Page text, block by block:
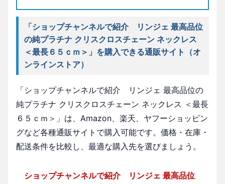
「ショップチャンネルで紹介 リンジェ 最高品位
の純プラチナ クリスクロスチェーン ネックレス
＜最長６５ｃｍ＞」を購入できる通販サイト（オ
ンラインストア）
「ショップチャンネルで紹介 リンジェ 最高品位の
純プラチナ クリスクロスチェーン ネックレス ＜最長
６５ｃｍ＞」は、Amazon、楽天、ヤフーショッピン
グなど各種通販サイトで購入可能です。価格・在庫・
配送条件を比較し、最適な購入先を選びましょう。
ショップチャンネルで紹介 リンジェ 最高品位